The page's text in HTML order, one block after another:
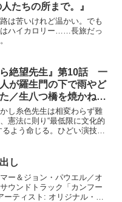
たちの所まで。』
は苦いけれど温かい。でも
ハイカロリー……長旅だっ
ら絶望先生』第10話 一
が羅生門の下で雨やど
／生八つ橋を焼かねば
し糸色先生は相変わらず難
憲法に則り“最低限に文化的
るよう命じる。ひどい演技力
ぎると言い、即興童話など
。迷走し...
し
ー＆ジョン・パウエル／オ
ウンドトラック「カンフー
ーティスト: オリジナル・サ